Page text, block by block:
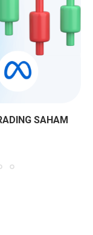
SAHAM